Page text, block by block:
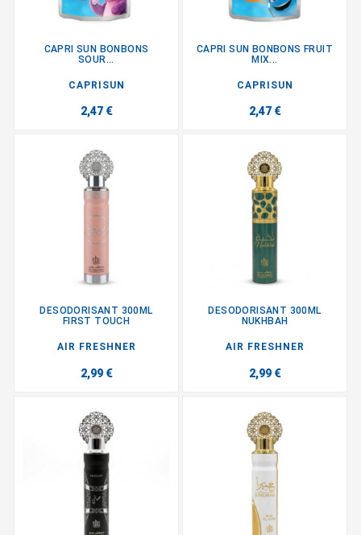
CAPRI SUN BONBONS
SOUR...
CAPRISUN
2,47 €
CAPRI SUN BONBONS FRUIT
MIX...
CAPRISUN
2,47 €
DESODORISANT 300ML
FIRST TOUCH
AIR FRESHNER
2,99 €
DESODORISANT 300ML
NUKHBAH
AIR FRESHNER
2,99 €